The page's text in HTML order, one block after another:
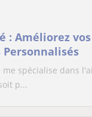
: Améliorez vos
Personnalisés
spécialise dans
p...